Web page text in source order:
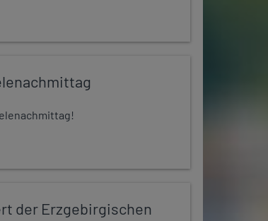
der Erzgebirgischen